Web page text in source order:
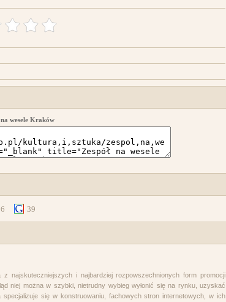
na wesele Kraków
6 39
z najskuteczniejszych i najbardziej rozpowszechnionych form promocji
niej można w szybki, nietrudny wybieg wyłonić się na rynku, uzyskać
się w konstruowaniu, fachowych stron internetowych, w ich